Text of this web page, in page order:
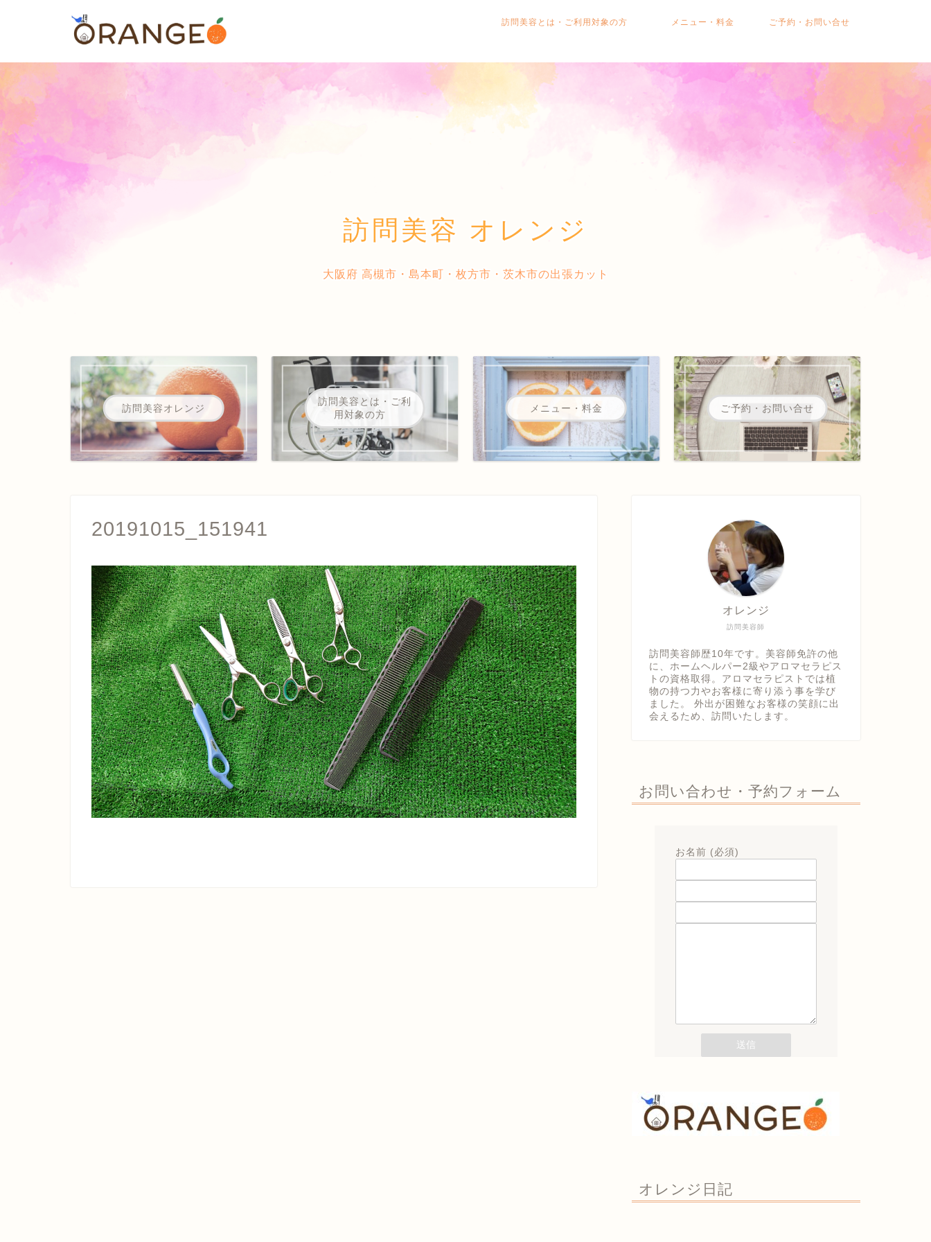
訪問美容とは・ご利用対象の方 メニュー・料金 ご予約・お問い合せ
訪問美容 オレンジ
大阪府 高槻市・島本町・枚方市・茨木市の出張カット
訪問美容オレンジ
訪問美容とは・ご利
用対象の方
メニュー・料金 ご予約・お問い合せ
20191015_151941
訪問美容師
オレンジ
訪問美容師歴10年です。美容師免許の他
に、ホームヘルパー2級やアロマセラピス
トの資格取得。アロマセラピストでは植
物の持つ力やお客様に寄り添う事を学び
ました。 外出が困難なお客様の笑顔に出
会えるため、訪問いたします。
お問い合わせ・予約フォーム
お名前 (必須)
オレンジ日記